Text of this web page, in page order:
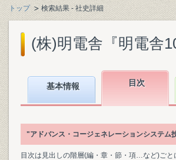
トップ 検索結果 - 社史詳細
(株)明電舎『明電舎
基本情報 目次
"アドバンス・コージェネレーションシステ
目次は見出しの階層(編・章・節・項…など)ご